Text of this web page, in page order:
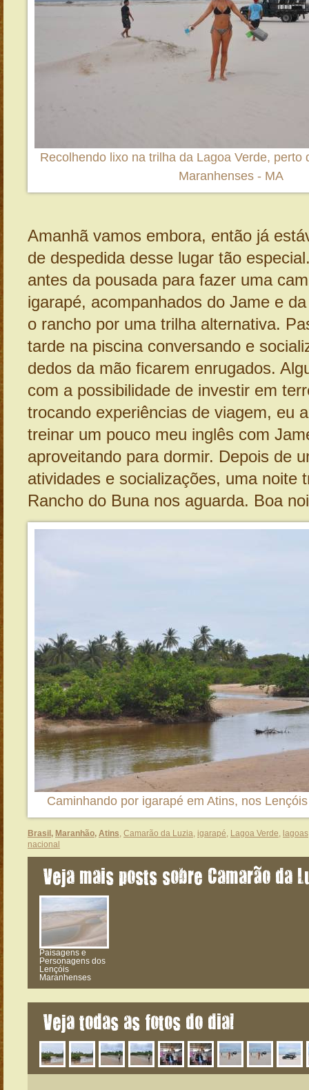
Recolhendo lixo na trilha da Lagoa Verde, perto
Maranhenses - MA
Amanhã vamos embora, então já
de despedida desse lugar tão
antes da pousada para fazer uma
igarapé, acompanhados do Jame e
o rancho por uma trilha alternativa.
tarde na piscina conversando e
dedos da mão ficarem enrugados.
com a possibilidade de investir em
trocando experiências de viagem, eu
treinar um pouco meu inglês com
aproveitando para dormir. Depois de
atividades e socializações, uma noite
Rancho do Buna nos aguarda. Boa
Caminhando por igarapé em Atins, nos
Brasil , Maranhão, Atins, Camarão da Luzia, igarapé, Lagoa Verde, lagoas
nacional
Veja mais posts sobre Camarão da
Paisagens e
Personagens dos
Lençóis
Maranhenses
Veja todas as fotos do dia!